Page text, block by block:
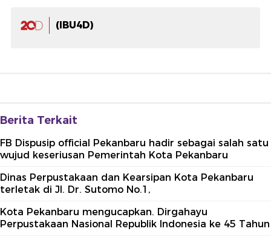
(IBU4D)
Berita Terkait
FB Dispusip official Pekanbaru hadir sebagai salah satu
wujud keseriusan Pemerintah Kota Pekanbaru
Dinas Perpustakaan dan Kearsipan Kota Pekanbaru
terletak di Jl. Dr. Sutomo No.1,
Kota Pekanbaru mengucapkan. Dirgahayu
Perpustakaan Nasional Republik Indonesia ke 45 Tahun